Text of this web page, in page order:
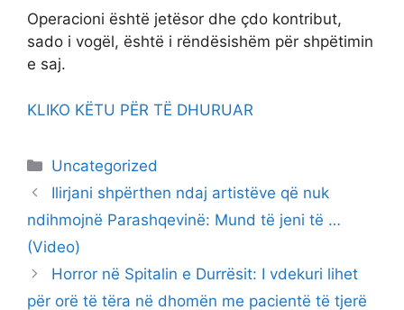
Operacioni është jetësor dhe çdo kontribut,
sado i vogël, është i rëndësishëm për shpëtimin
e saj.
KLIKO KËTU PËR TË DHURUAR
Categories
Uncategorized
Ilirjani shpërthen ndaj artistëve që nuk
ndihmojnë Parashqevinë: Mund të jeni të …
(Video)
Horror në Spitalin e Durrësit: I vdekuri lihet
për orë të tëra në dhomën me pacientë të tjerë